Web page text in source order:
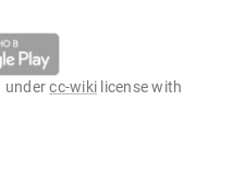
undercc-wiki license with